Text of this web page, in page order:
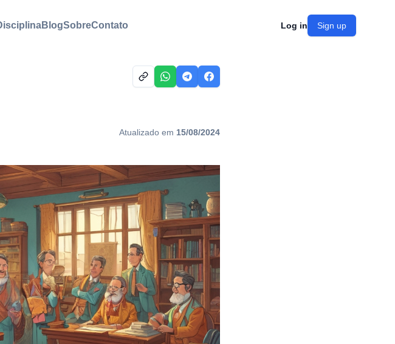
BlogSobreContato Log in Sign up
Atualizado em 15/08/2024